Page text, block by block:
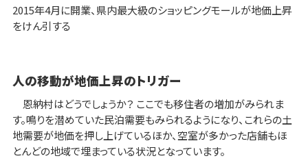
2015年4月に開業、県内最大級のショッピングモールが地価上昇
をけん引する
人の移動が地価上昇のトリガー
恩納村はどうでしょうか？ ここでも移住者の増加がみられま
す。鳴りを潜めていた民泊需要もみられるようになり、これらの土
地需要が地価を押し上げているほか、空室が多かった店舗もほ
とんどの地域で埋まっている状況となっています。